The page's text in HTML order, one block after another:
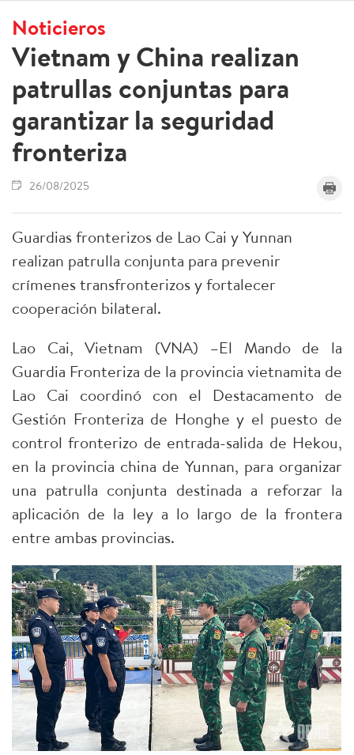
Noticieros
Vietnam y China realizan
patrullas conjuntas para
garantizar la seguridad
fronteriza
26/08/2025
Guardias fronterizos de Lao Cai y Yunnan
realizan patrulla conjunta para prevenir
crímenes transfronterizos y fortalecer
cooperación bilateral.
Lao Cai, Vietnam (VNA) –El Mando de la
Guardia Fronteriza de la provincia vietnamita de
Lao Cai coordinó con el Destacamento de
Gestión Fronteriza de Honghe y el puesto de
control fronterizo de entrada-salida de Hekou,
en la provincia china de Yunnan, para organizar
una patrulla conjunta destinada a reforzar la
aplicación de la ley a lo largo de la frontera
entre ambas provincias.